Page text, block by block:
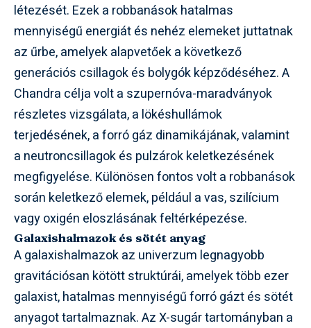
létezését. Ezek a robbanások hatalmas
mennyiségű energiát és nehéz elemeket juttatnak
az űrbe, amelyek alapvetőek a következő
generációs csillagok és bolygók képződéséhez. A
Chandra célja volt a szupernóva-maradványok
részletes vizsgálata, a lökéshullámok
terjedésének, a forró gáz dinamikájának, valamint
a neutroncsillagok és pulzárok keletkezésének
megfigyelése. Különösen fontos volt a robbanások
során keletkező elemek, például a vas, szilícium
vagy oxigén eloszlásának feltérképezése.
Galaxishalmazok és sötét anyag
A galaxishalmazok az univerzum legnagyobb
gravitációsan kötött struktúrái, amelyek több ezer
galaxist, hatalmas mennyiségű forró gázt és sötét
anyagot tartalmaznak. Az X-sugár tartományban a